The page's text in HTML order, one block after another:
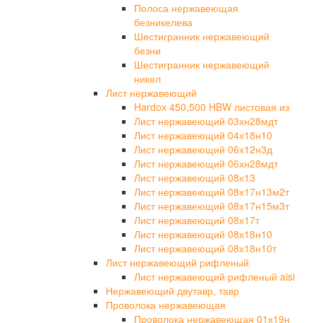
Полоса нержавеющая
безникелева
Шестигранник нержавеющий
безни
Шестигранник нержавеющий
никел
Лист нержавеющий
Hardox 450,500 HBW листовая из
Лист нержавеющий 03хн28мдт
Лист нержавеющий 04х18н10
Лист нержавеющий 06х12н3д
Лист нержавеющий 06хн28мдт
Лист нержавеющий 08х13
Лист нержавеющий 08х17н13м2т
Лист нержавеющий 08х17н15м3т
Лист нержавеющий 08х17т
Лист нержавеющий 08х18н10
Лист нержавеющий 08х18н10т
Лист нержавеющий рифленый
Лист нержавеющий рифленый aisi
Нержавеющий двутавр, тавр
Проволока нержавеющая
Проволока нержавеющая 01х19н